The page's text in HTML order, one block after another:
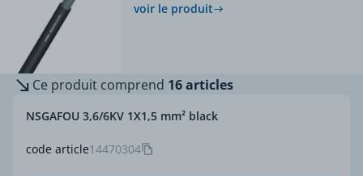
voir le produit
Ce produit comprend 16 articles
code article14470304
NSGAFOU 3,6/6KV 1X1,5 mm² black